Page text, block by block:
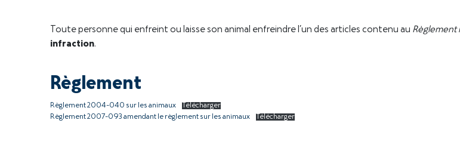
Toute personne qui enfreint ou laisse son animal enfreindre l’un des articles contenu au Règlement
infraction.
Règlement
Règlement 2004-040 sur les animaux
Télécharger
Règlement 2007-093 amendant le règlement sur les animaux
Télécharger